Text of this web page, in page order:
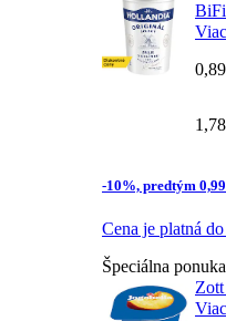
-10%, predtým
Cena je platná
Špeciálna ponuka
Zott